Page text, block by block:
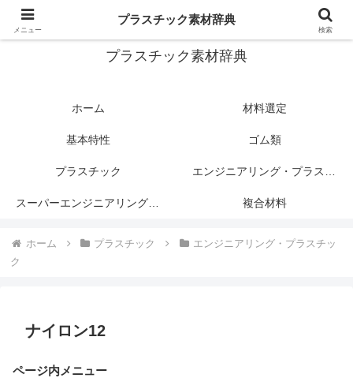
プラスチック関連情報サイト
プラスチック素材辞典
ホーム 材料選定
基本特性 ゴム類
プラスチック エンジニアリング・プラスチック
スーパーエンジニアリング・プラスチック 複合材料
ホーム プラスチック
エンジニアリング・プラスチッ
ク
ナイロン12
ページ内メニュー
メニュー
プラスチック素材辞典
検索